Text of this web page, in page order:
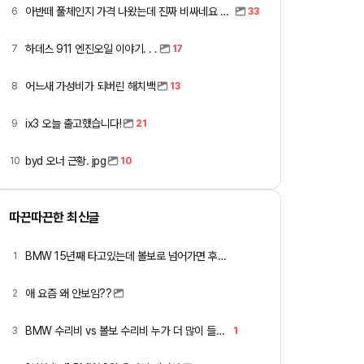
6 아반떼 풀체인지 가격 나왔는데 진짜 비싸네요 ㅎㅎ 33
7 하데스 911 엔진오일 이야기. . . 17
8 어느새 가성비가 되버린 해치백 13
9 ix3 오늘 출고했습니다! 21
10 byd 오너 근황. jpg 10
따끈따끈한 최신글
1 BMW 15년째 타고있는데 볼보로 넘어가면 후회할까요 ?
2 애 요즘 왜 안보임??
3 BMW 수리비 vs 볼보 수리비 누가 더 많이 들까요 ㅎ 1